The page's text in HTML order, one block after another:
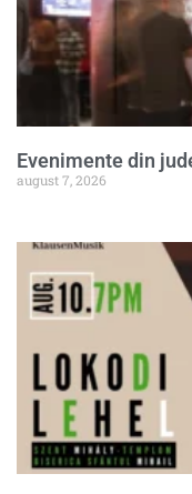
Evenimente din
august 7, 2026